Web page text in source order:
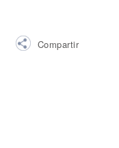
Compartir